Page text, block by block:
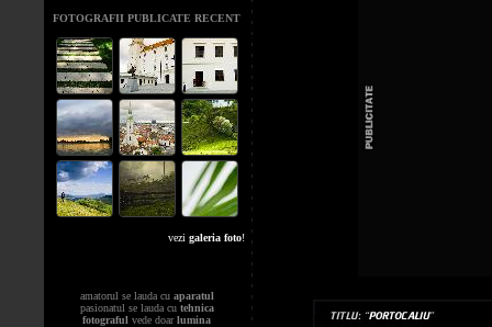
FOTOGRAFII PUBLICATE RECENT
vezi galeria foto!
amatorul se lauda cu aparatul
pasionatul se lauda cu tehnica
fotograful vede doarlumina